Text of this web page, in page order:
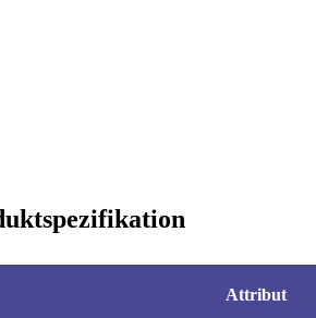
Attribut